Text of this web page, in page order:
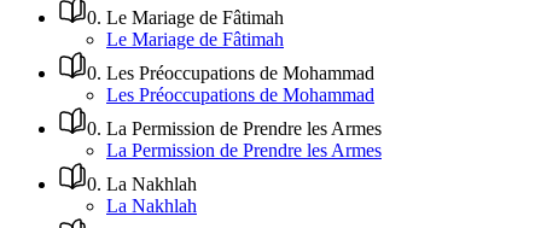
0. Le Mariage de Fâtimah
Le Mariage de Fâtimah
0. Les Préoccupations de Mohammad
Les Préoccupations de Mohammad
0. La Permission de Prendre les Armes
La Permission de Prendre les Armes
0. La Nakhlah
La Nakhlah